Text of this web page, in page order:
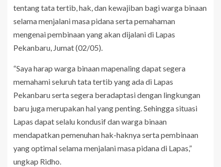
tentang tata tertib, hak, dan kewajiban bagi warga binaan
selama menjalani masa pidana serta pemahaman
mengenai pembinaan yang akan dijalani di Lapas
Pekanbaru, Jumat (02/05).
“Saya harap warga binaan mapenaling dapat segera
memahami seluruh tata tertib yang ada di Lapas
Pekanbaru serta segera beradaptasi dengan lingkungan
baru juga merupakan hal yang penting. Sehingga situasi
Lapas dapat selalu kondusif dan warga binaan
mendapatkan pemenuhan hak-haknya serta pembinaan
yang optimal selama menjalani masa pidana di Lapas,”
ungkap Ridho.